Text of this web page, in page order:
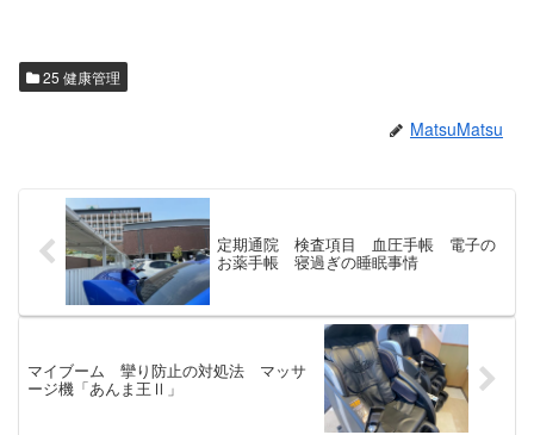
25 健康管理
MatsuMatsu
定期通院 検査項目 血圧手帳 電子の
お薬手帳 寝過ぎの睡眠事情
マイブーム 攣り防止の対処法 マッサ
ージ機「あんま王Ⅱ」